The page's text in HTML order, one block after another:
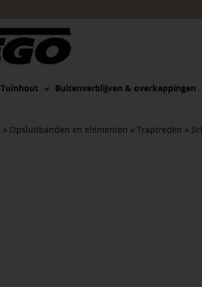
Tuinhout Buitenverblijven & overkappingen
» Opsluitbanden en elementen » Traptreden »